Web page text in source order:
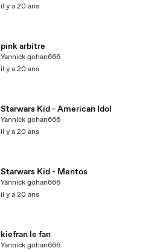
il y a 20 ans
pink arbitre
Yannick gohan666
il y a 20 ans
Starwars Kid - American Idol
Yannick gohan666
il y a 20 ans
Starwars Kid - Mentos
Yannick gohan666
il y a 20 ans
kiefran le fan
Yannick gohan666